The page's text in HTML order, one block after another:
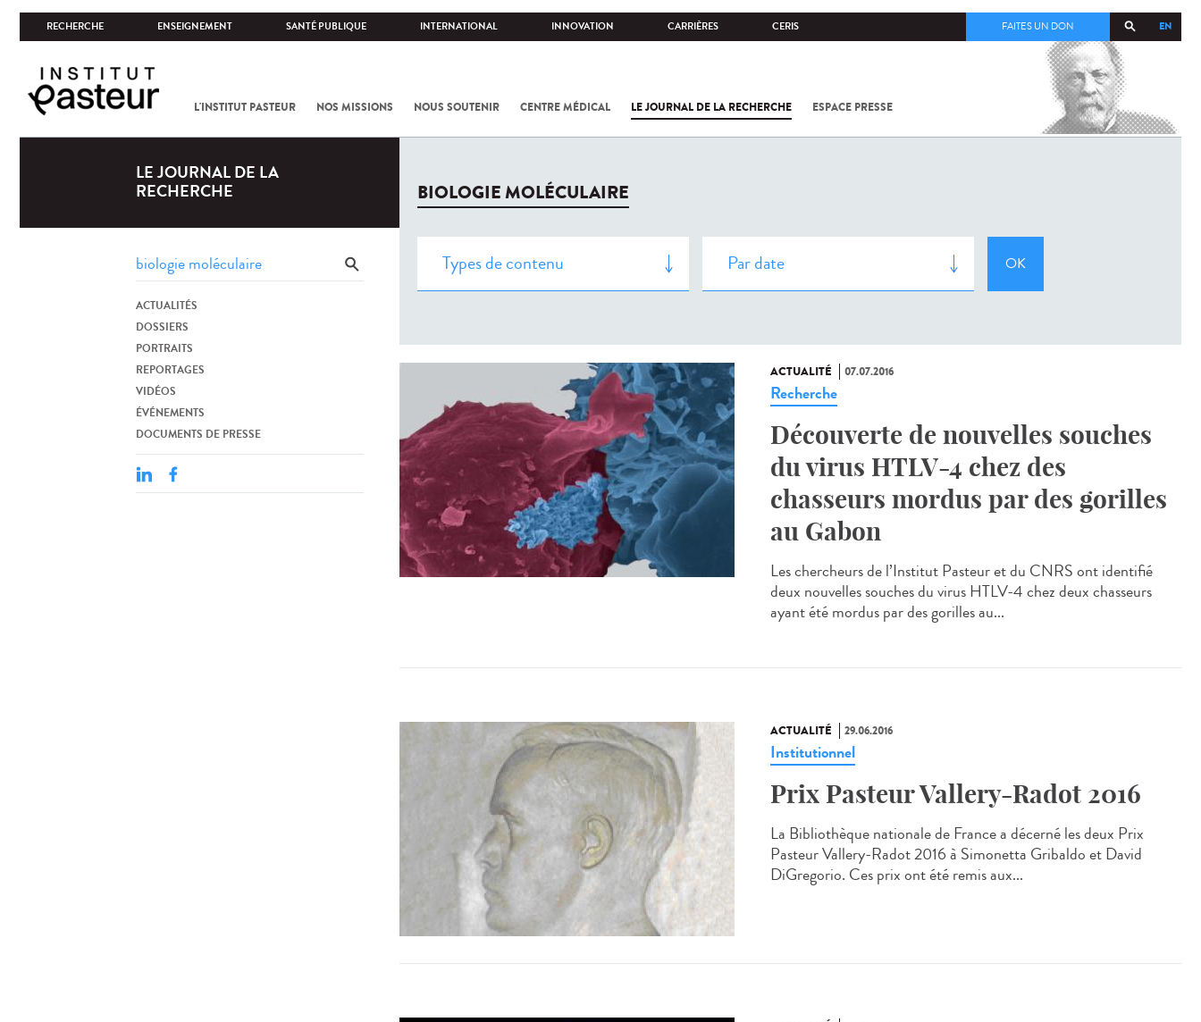
RECHERCHE ENSEIGNEMENT SANTÉ PUBLIQUE INTERNATIONAL INNOVATION CARRIÈRES CERIS EN
FAITES UN DON
L'INSTITUT PASTEUR NOS MISSIONS NOUS SOUTENIR CENTRE MÉDICAL LE JOURNAL DE LA RECHERCHE ESPACE PRESSE
COV-2 /
LE JOURNAL DE LA
RECHERCHE
ACTUALITÉS
DOSSIERS
PORTRAITS
REPORTAGES
VIDÉOS
ÉVÉNEMENTS
DOCUMENTS DE PRESSE
BIOLOGIE MOLÉCULAIRE
ACTUALITÉ 07.07.2016
Recherche
Découverte de nouvelles souches
du virus HTLV-4 chez des
chasseurs mordus par des gorilles
au Gabon
Les chercheurs de l’Institut Pasteur et du CNRS ont identifié
deux nouvelles souches du virus HTLV-4 chez deux chasseurs
ayant été mordus par des gorilles au...
ACTUALITÉ 29.06.2016
Institutionnel
Prix Pasteur Vallery-Radot 2016
La Bibliothèque nationale de France a décerné les deux Prix
Pasteur Vallery-Radot 2016 à Simonetta Gribaldo et David
DiGregorio. Ces prix ont été remis aux...